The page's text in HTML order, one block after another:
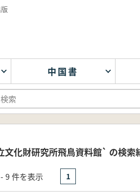
中国書
文化財研究所飛鳥資料館` の検索
9 件を表示 1